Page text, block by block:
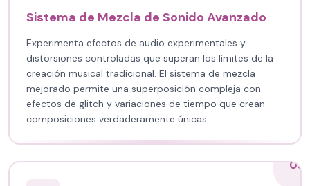
Sistema de Mezcla de Sonido Avanzado
Experimenta efectos de audio experimentales y
distorsiones controladas que superan los límites de la
creación musical tradicional. El sistema de mezcla
mejorado permite una superposición compleja con
efectos de glitch y variaciones de tiempo que crean
composiciones verdaderamente únicas.
03